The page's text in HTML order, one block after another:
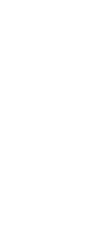
BÚSQUEDAS
Pilothouse PRO Limited
Gafas de sol
Los más vendidos de